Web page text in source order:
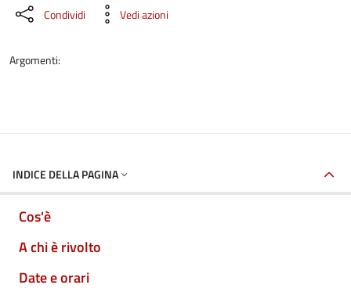
Condividi Vedi azioni
Argomenti:
INDICE DELLA PAGINA
Cos'è
A chi è rivolto
Date e orari